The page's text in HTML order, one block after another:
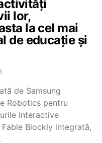
lor,
la cel mai
de educație și
de Samsung
Robotics pentru
Interactive
Blockly integrată,